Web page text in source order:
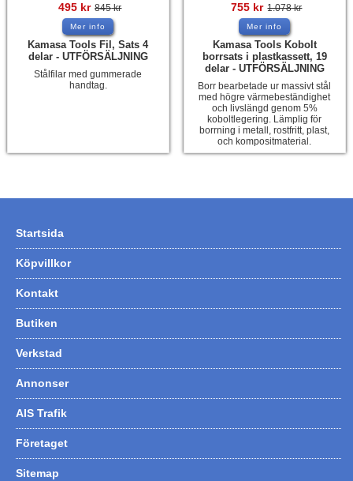
495 kr 845kr
Mer info
Kamasa Tools Fil, Sats 4
delar - UTFÖRSÄLJNING
Stålfilar med gummerade
handtag.
755 kr 1.078kr
Mer info
Kamasa Tools Kobolt
borrsats i plastkassett, 19
delar - UTFÖRSÄLJNING
Borr bearbetade ur massivt stål
med högre värmebeständighet
och livslängd genom 5%
koboltlegering. Lämplig för
borrning i metall, rostfritt, plast,
och kompositmaterial.
Startsida
Köpvillkor
Kontakt
Butiken
Verkstad
Annonser
AIS Trafik
Företaget
Sitemap